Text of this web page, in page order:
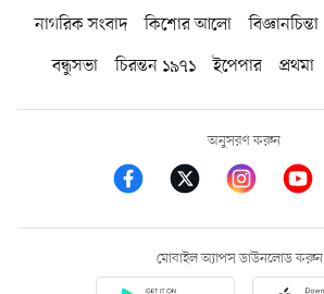
নাগরিক সংবাদ কিশোর আলো বিজ্ঞানচিন্তা
বন্ধুসভা
চিরন্তন ১৯৭১ ইপেপার প্রথমা
অনুসরণ করুন
মোবাইল অ্যাপস ডাউনলোড করুন